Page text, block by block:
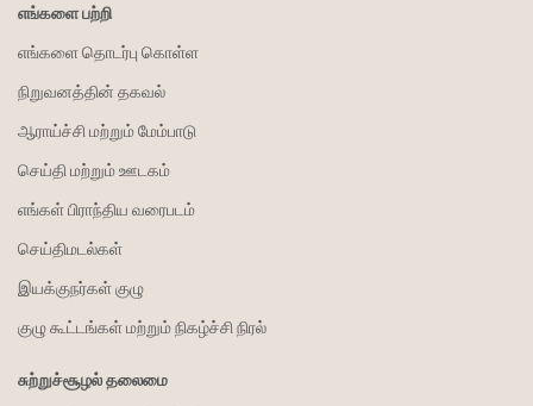
எங்களை பற்றி
எங்களை தொடர்பு கொள்ள
நிறுவனத்தின் தகவல்
ஆராய்ச்சி மற்றும் மேம்பாடு
செய்தி மற்றும் ஊடகம்
எங்கள் பிராந்திய வரைபடம்
செய்திமடல்கள்
இயக்குநர்கள் குழு
குழு கூட்டங்கள் மற்றும் நிகழ்ச்சி நிரல்
சுற்றுச்சூழல் தலைமை